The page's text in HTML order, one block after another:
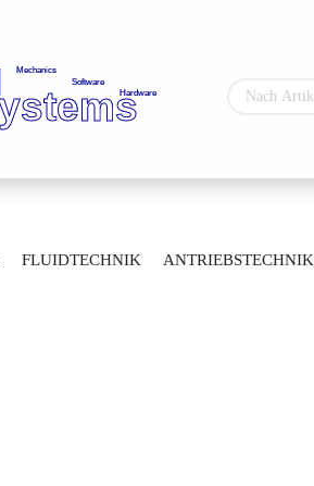
FLUIDTECHNIK ANTRIEBSTECHNIK